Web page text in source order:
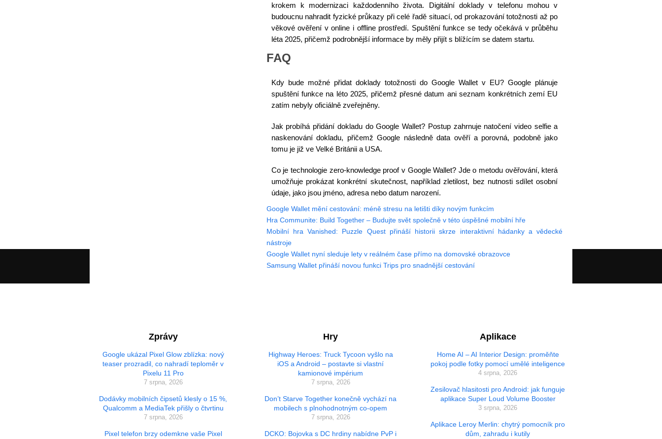
krokem k modernizaci každodenního života. Digitální doklady v telefonu mohou v
budoucnu nahradit fyzické průkazy při celé řadě situací, od prokazování totožnosti až po
věkové ověření v online i offline prostředí. Spuštění funkce se tedy očekává v průběhu
léta 2025, přičemž podrobnější informace by měly přijít s blížícím se datem startu.
FAQ
Kdy bude možné přidat doklady totožnosti do Google Wallet v EU? Google plánuje
spuštění funkce na léto 2025, přičemž přesné datum ani seznam konkrétních zemí EU
zatím nebyly oficiálně zveřejněny.
Jak probíhá přidání dokladu do Google Wallet? Postup zahrnuje natočení video selfie a
naskenování dokladu, přičemž Google následně data ověří a porovná, podobně jako
tomu je již ve Velké Británii a USA.
Co je technologie zero-knowledge proof v Google Wallet? Jde o metodu ověřování, která
umožňuje prokázat konkrétní skutečnost, například zletilost, bez nutnosti sdílet osobní
údaje, jako jsou jméno, adresa nebo datum narození.
Google Wallet mění cestování: méně stresu na letišti díky novým funkcím
Hra Communite: Build Together – Budujte svět společně v této úspěšné mobilní hře
Mobilní hra Vanished: Puzzle Quest přináší historii skrze interaktivní hádanky a vědecké
nástroje
Google Wallet nyní sleduje lety v reálném čase přímo na domovské obrazovce
Samsung Wallet přináší novou funkci Trips pro snadnější cestování
Zprávy
Google ukázal Pixel Glow zblízka: nový
teaser prozradil, co nahradí teploměr v
Pixelu 11 Pro
7 srpna, 2026
Dodávky mobilních čipsetů klesly o 15 %,
Qualcomm a MediaTek přišly o čtvrtinu
7 srpna, 2026
Pixel telefon brzy odemkne vaše Pixel
Hry
Highway Heroes: Truck Tycoon vyšlo na
iOS a Android – postavte si vlastní
kamionové impérium
7 srpna, 2026
Don’t Starve Together konečně vychází na
mobilech s plnohodnotným co-opem
7 srpna, 2026
DCKO: Bojovka s DC hrdiny nabídne PvP i
Aplikace
Home AI – AI Interior Design: proměňte
pokoj podle fotky pomocí umělé inteligence
4 srpna, 2026
Zesilovač hlasitosti pro Android: jak funguje
aplikace Super Loud Volume Booster
3 srpna, 2026
Aplikace Leroy Merlin: chytrý pomocník pro
dům, zahradu i kutily